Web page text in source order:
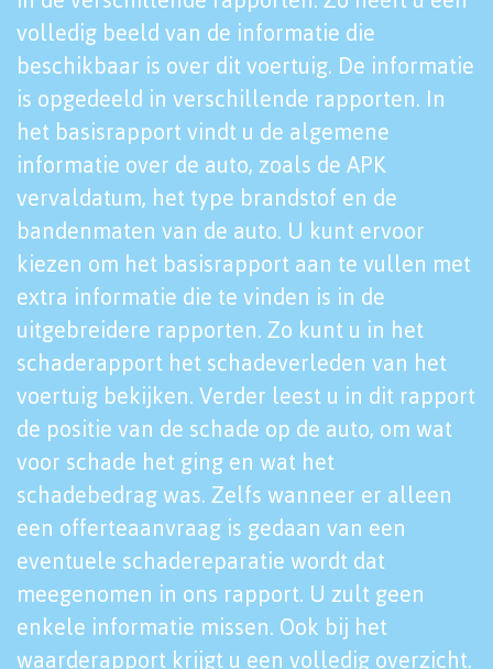
volledig beeld van de informatie die
beschikbaar is over dit voertuig. De informatie
is opgedeeld in verschillende rapporten. In
het basisrapport vindt u de algemene
informatie over de auto, zoals de APK
vervaldatum, het type brandstof en de
bandenmaten van de auto. U kunt ervoor
kiezen om het basisrapport aan te vullen met
extra informatie die te vinden is in de
uitgebreidere rapporten. Zo kunt u in het
schaderapport het schadeverleden van het
voertuig bekijken. Verder leest u in dit rapport
de positie van de schade op de auto, om wat
voor schade het ging en wat het
schadebedrag was. Zelfs wanneer er alleen
een offerteaanvraag is gedaan van een
eventuele schadereparatie wordt dat
meegenomen in ons rapport. U zult geen
enkele informatie missen. Ook bij het
waarderapport krijgt u een volledig overzicht.